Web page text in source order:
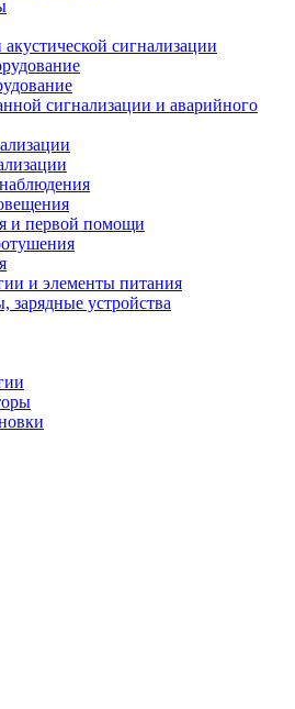
сигнализации
сигнализации и аварийного
и первой помощи
и элементы питания
зарядные устройства